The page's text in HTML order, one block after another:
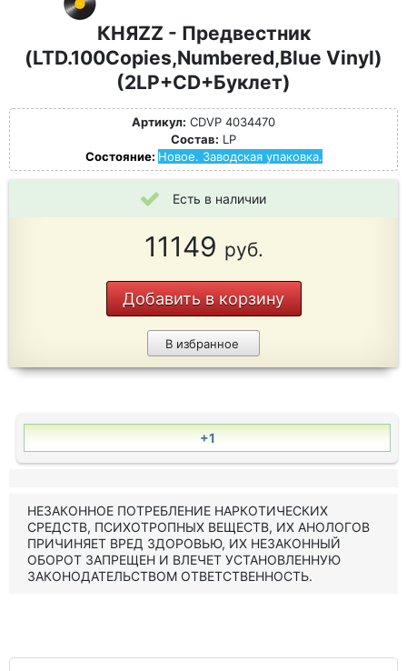
КНЯZZ - Предвестник
(LTD.100Copies,Numbered,Blue Vinyl)
(2LP+CD+Буклет)
Артикул: CDVP 4034470
Состав: LP
Состояние: Новое. Заводская упаковка.
Есть в наличии
11149 руб.
Добавить в корзину
В избранное
+1
НЕЗАКОННОЕ ПОТРЕБЛЕНИЕ НАРКОТИЧЕСКИХ
СРЕДСТВ, ПСИХОТРОПНЫХ ВЕЩЕСТВ, ИХ АНОЛОГОВ
ПРИЧИНЯЕТ ВРЕД ЗДОРОВЬЮ, ИХ НЕЗАКОННЫЙ
ОБОРОТ ЗАПРЕЩЕН И ВЛЕЧЕТ УСТАНОВЛЕННУЮ
ЗАКОНОДАТЕЛЬСТВОМ ОТВЕТСТВЕННОСТЬ.